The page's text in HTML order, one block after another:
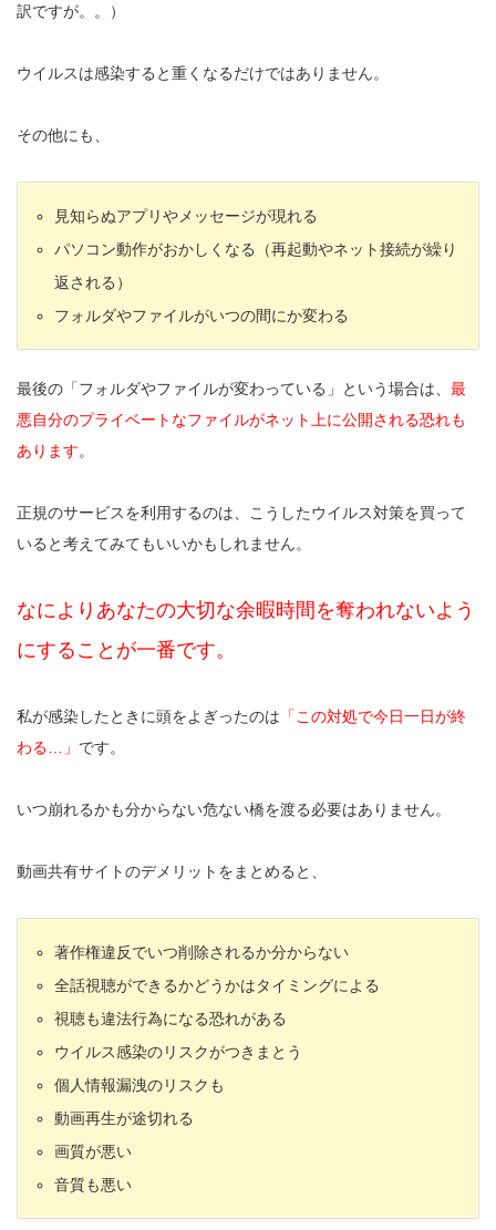
訳ですが。。）
ウイルスは感染すると重くなるだけではありません。
その他にも、
見知らぬアプリやメッセージが現れる
パソコン動作がおかしくなる（再起動やネット接続が繰り
返される）
フォルダやファイルがいつの間にか変わる
最後の「フォルダやファイルが変わっている」という場合は、 最
悪自分のプライベートなファイルがネット上に公開される恐れも
あります。
正規のサービスを利用するのは、こうしたウイルス対策を買って
いると考えてみてもいいかもしれません。
なによりあなたの大切な余暇時間を奪われないよう
にすることが一番です。
私が感染したときに頭をよぎったのは 「この対処で今日一日が終
わる…」 です。
いつ崩れるかも分からない危ない橋を渡る必要はありません。
動画共有サイトのデメリットをまとめると、
著作権違反でいつ削除されるか分からない
全話視聴ができるかどうかはタイミングによる
視聴も違法行為になる恐れがある
ウイルス感染のリスクがつきまとう
個人情報漏洩のリスクも
動画再生が途切れる
画質が悪い
音質も悪い